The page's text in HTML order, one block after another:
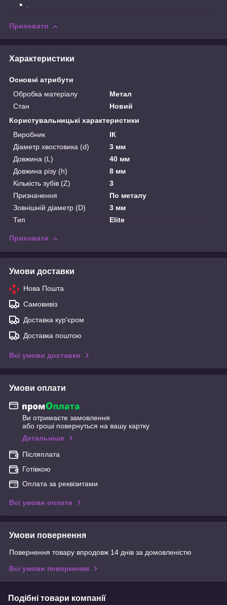
.
Приховати
Характеристики
Основні атрибути
Обробка матеріалу
Метал
Стан
Новий
Користувальницькі характеристики
Виробник
ІК
Діаметр хвостовика (d)
3 мм
Довжина (L)
40 мм
Довжина різу (h)
8 мм
Кількість зубів (Z)
3
Призначення
По металу
Зовнішній діаметр (D)
3 мм
Тип
Elite
Приховати
Умови доставки
Нова Пошта
Самовивіз
Доставка кур'єром
Доставка поштою
Всі умови доставки
Умови оплати
Ви отримаєте замовлення
або гроші повернуться на вашу картку
Детальніше
Післяплата
Готівкою
Оплата за реквізитами
Всі умови оплати
Умови повернення
Повернення товару впродовж 14 днів за домовленістю
Всі умови повернення
Подібні товари компанії